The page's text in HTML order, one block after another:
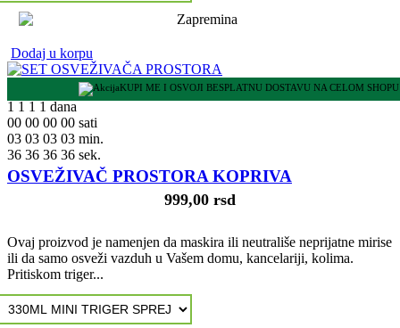
Dodaj u korpu
KUPI ME I OSVOJI BESPLATNU DOSTAVU NA CELOM SHOPU
1 1 1 1 dana
00 00 00 00 sati
03 03 03 03 min.
35 35 35 35 sek.
OSVEŽIVAČ PROSTORA KOPRIVA
999,00 rsd
Ovaj proizvod je namenjen da maskira ili neutrališe neprijatne mirise
ili da samo osveži vazduh u Vašem domu, kancelariji, kolima.
Pritiskom triger...